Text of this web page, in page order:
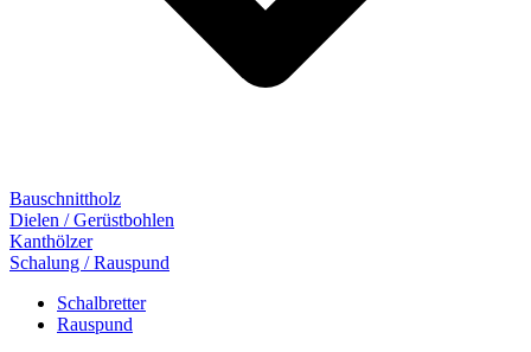
Bauschnittholz
Dielen / Gerüstbohlen
Kanthölzer
Schalung / Rauspund
Schalbretter
Rauspund